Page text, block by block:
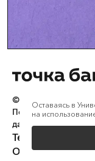
© АО «Точка»,
2026
Политика
данных
Телеграм
О нас
Оставаясь в
на